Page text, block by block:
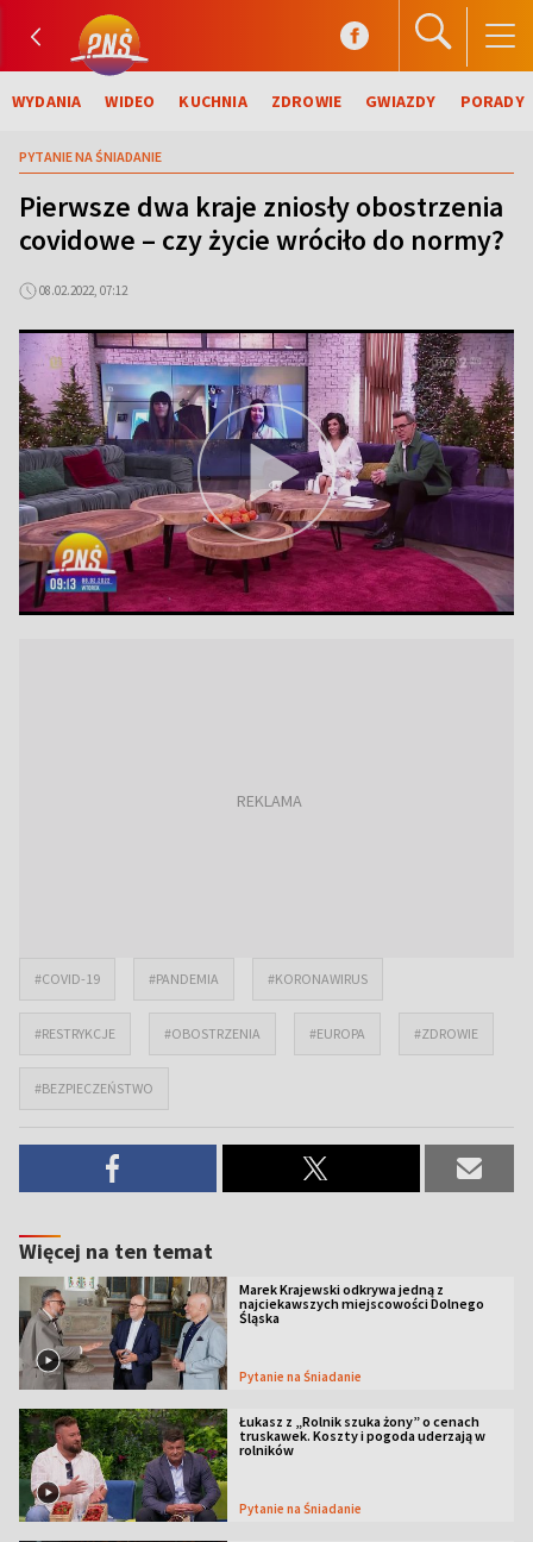
WYDANIA WIDEO KUCHNIA ZDROWIE GWIAZDY PORADY
PYTANIE NA ŚNIADANIE
Pierwsze dwa kraje zniosły obostrzenia
covidowe – czy życie wróciło do normy?
08.02.2022, 07:12
#COVID-19 #PANDEMIA #KORONAWIRUS
#RESTRYKCJE #OBOSTRZENIA #EUROPA #ZDROWIE
#BEZPIECZEŃSTWO
Więcej na ten temat
Marek Krajewski odkrywa jedną z
najciekawszych miejscowości Dolnego
Śląska
Pytanie na Śniadanie
Łukasz z „Rolnik szuka żony” o cenach
truskawek. Koszty i pogoda uderzają w
rolników
Pytanie na Śniadanie